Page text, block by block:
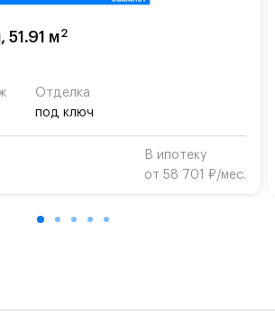
— закрытые озеленённые
приватная, въезд
по пропускам.#yan19-2r1509169#
51.91 м2
Отделка
под ключ
В ипотеку
от 58 701 ₽/мес.